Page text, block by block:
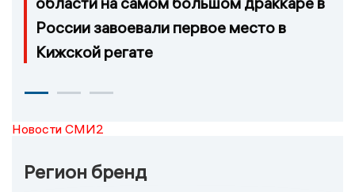
России завоевали первое место в
Кижской регате
Новости СМИ2
Регион бренд